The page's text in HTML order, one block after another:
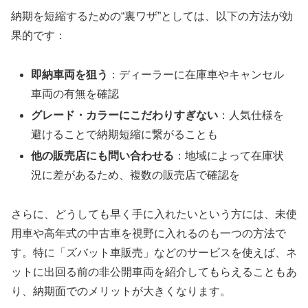
納期を短縮するための“裏ワザ”としては、以下の方法が効
果的です：
即納車両を狙う ：ディーラーに在庫車やキャンセル
車両の有無を確認
グレード・カラーにこだわりすぎない ：人気仕様を
避けることで納期短縮に繋がることも
他の販売店にも問い合わせる ：地域によって在庫状
況に差があるため、複数の販売店で確認を
さらに、どうしても早く手に入れたいという方には、未使
用車や高年式の中古車を視野に入れるのも一つの方法で
す。特に「ズバット車販売」などのサービスを使えば、ネ
ットに出回る前の非公開車両を紹介してもらえることもあ
り、納期面でのメリットが大きくなります。